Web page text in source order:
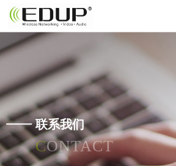
联系我们
CONTACT